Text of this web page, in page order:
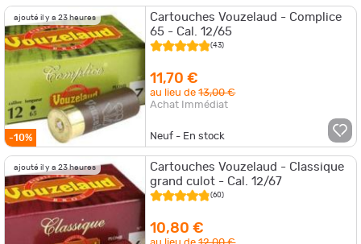
ajouté il y a 23 heures
-10%
Cartouches Vouzelaud - Complice
65 - Cal. 12/65
(43)
11,70 €
au lieu de13,00 €
Achat Immédiat
Neuf - En stock
ajouté il y a 23 heures
Cartouches Vouzelaud - Classique
grand culot - Cal. 12/67
(60)
10,80 €